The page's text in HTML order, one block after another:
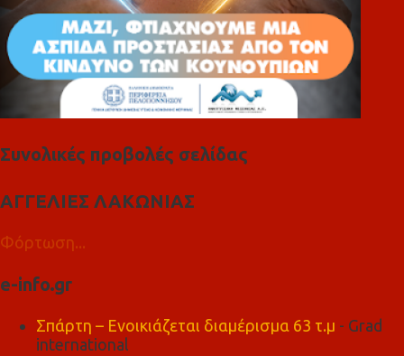
Συνολικές προβολές σελίδας
ΑΓΓΕΛΙΕΣ ΛΑΚΩΝΙΑΣ
Φόρτωση...
e-info.gr
Σπάρτη – Ενοικιάζεται διαμέρισμα 63 τ.μ - Grad
international